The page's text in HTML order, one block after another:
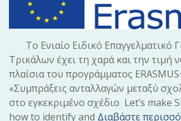
Το Ενιαίο Ειδικό Επαγγελματικό
Τρικάλων έχει τη χαρά και την τιμή
πλαίσια του προγράμματος
«Συμπράξεις ανταλλαγών μεταξύ
στο εγκεκριμένο σχέδιο Let’s make
how to identify and Διαβάστε